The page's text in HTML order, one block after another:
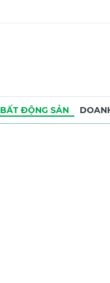
BẤT ĐỘNG SẢN